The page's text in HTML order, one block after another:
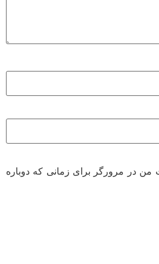
مرورگر برای زمانی که دوباره